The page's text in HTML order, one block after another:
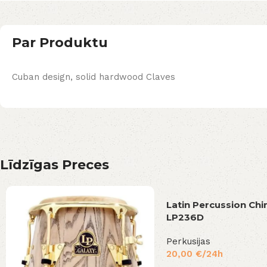
Par Produktu
Cuban design, solid hardwood Claves
Līdzīgas Preces
Latin Percussion
LP236D
Perkusijas
20,00 €/24h